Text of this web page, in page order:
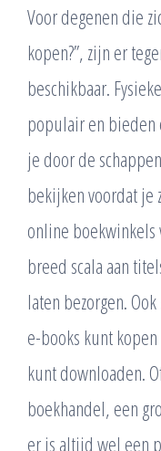
Voor degenen die
kopen?”, zijn er
beschikbaar.
populair en bieden
je door de
bekijken voordat je
online boekwinkels
breed scala aan
laten bezorgen.
e-books kunt
kunt downloaden.
boekhandel, een
er is altijd wel een